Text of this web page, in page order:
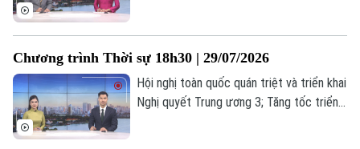
Tư vấn sức khỏe
Golf
Tin tức
Sao
Điện ảnh
Đã phát sóng
chính trong chương trình hôm nay.
Chương trình Thời sự 18h30 | 29/07/2026
Hội nghị toàn quốc quán triệt và triển khai
Nghị quyết Trung ương 3; Tăng tốc triển